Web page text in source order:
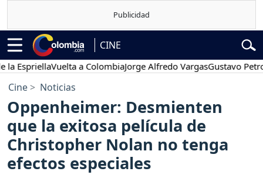
CINE
Vuelta a ColombiaJorge Alfredo VargasGustavo Petro
Cine Noticias
Oppenheimer: Desmienten
que la exitosa película de
Christopher Nolan no tenga
efectos especiales